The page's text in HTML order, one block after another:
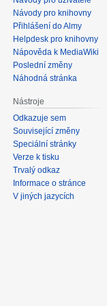
Návody pro knihovny
Přihlášení do Almy
Helpdesk pro knihovny
Nápověda k MediaWiki
Poslední změny
Náhodná stránka
Nástroje
Odkazuje sem
Související změny
Speciální stránky
Verze k tisku
Trvalý odkaz
Informace o stránce
V jiných jazycích